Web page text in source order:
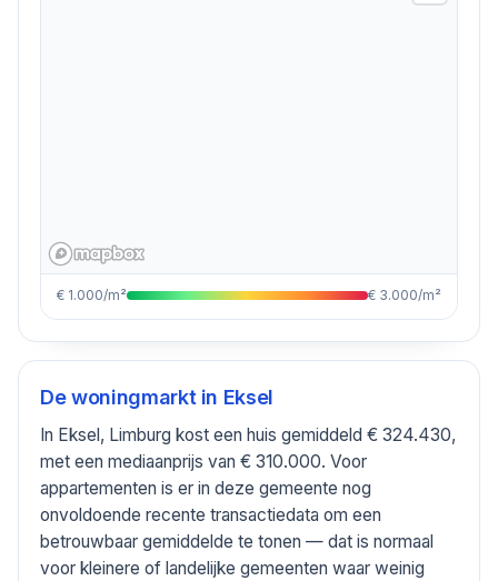
€ 1.000/m² € 3.000/m²
De woningmarkt in Eksel
In Eksel, Limburg kost een huis gemiddeld € 324.430,
met een mediaanprijs van € 310.000. Voor
appartementen is er in deze gemeente nog
onvoldoende recente transactiedata om een
betrouwbaar gemiddelde te tonen — dat is normaal
voor kleinere of landelijke gemeenten waar weinig